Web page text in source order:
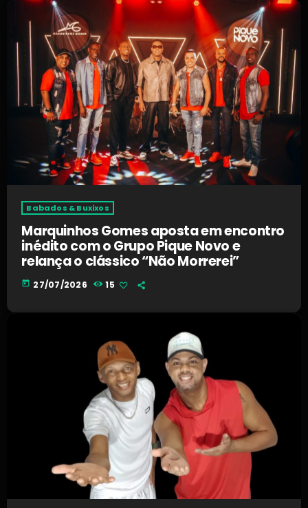
Babados & Buxixos
Marquinhos Gomes aposta em encontro
inédito com o Grupo Pique Novo e
relança o clássico “Não Morrerei”
today 27/07/2026 15